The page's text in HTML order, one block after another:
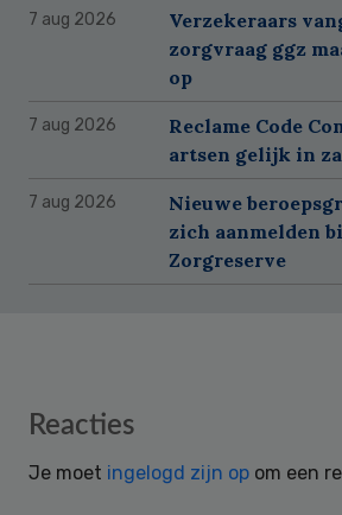
7 aug 2026
Verzekeraars
zorgvraag ggz
op
7 aug 2026
Reclame Code
artsen gelijk in
7 aug 2026
Nieuwe
zich aanmelden
Zorgreserve
Reader
Reacties
Je moet ingelogd zijn op om een